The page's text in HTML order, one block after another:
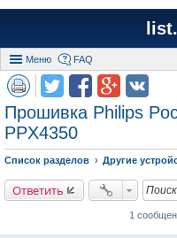
Меню FAQ
Прошивка Philips
PPX4350
Список разделов Другие
Ответить
1